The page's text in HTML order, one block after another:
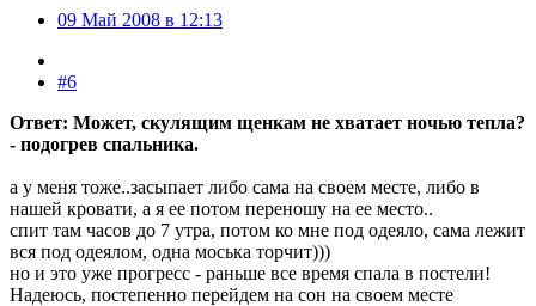
09 Май 2008 в 12:13
#6
Ответ: Может, скулящим щенкам не хватает ночью тепла?
- подогрев спальника.
а у меня тоже..засыпает либо сама на своем месте, либо в
нашей кровати, а я ее потом переношу на ее место..
спит там часов до 7 утра, потом ко мне под одеяло, сама лежит
вся под одеялом, одна моська торчит)))
но и это уже прогресс - раньше все время спала в постели!
Надеюсь, постепенно перейдем на сон на своем месте